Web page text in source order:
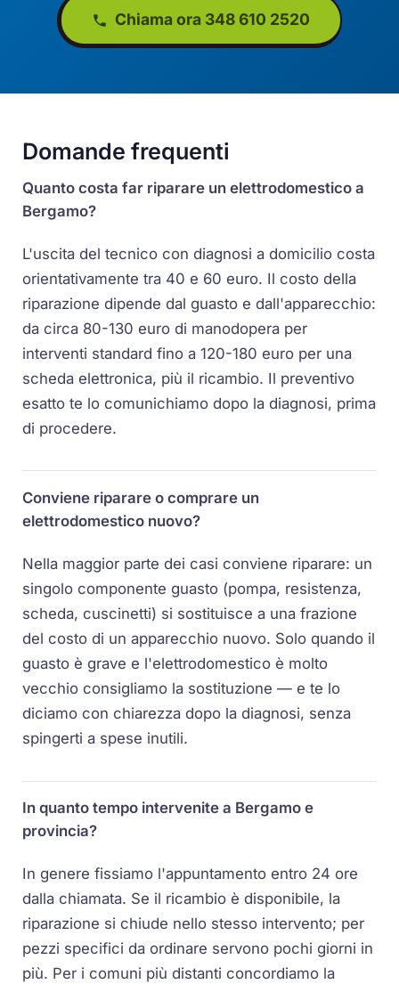
Chiama ora 348 610 2520
Domande frequenti
Quanto costa far riparare un elettrodomestico a
Bergamo?
L'uscita del tecnico con diagnosi a domicilio costa
orientativamente tra 40 e 60 euro. Il costo della
riparazione dipende dal guasto e dall'apparecchio:
da circa 80-130 euro di manodopera per
interventi standard fino a 120-180 euro per una
scheda elettronica, più il ricambio. Il preventivo
esatto te lo comunichiamo dopo la diagnosi, prima
di procedere.
Conviene riparare o comprare un
elettrodomestico nuovo?
Nella maggior parte dei casi conviene riparare: un
singolo componente guasto (pompa, resistenza,
scheda, cuscinetti) si sostituisce a una frazione
del costo di un apparecchio nuovo. Solo quando il
guasto è grave e l'elettrodomestico è molto
vecchio consigliamo la sostituzione — e te lo
diciamo con chiarezza dopo la diagnosi, senza
spingerti a spese inutili.
In quanto tempo intervenite a Bergamo e
provincia?
In genere fissiamo l'appuntamento entro 24 ore
dalla chiamata. Se il ricambio è disponibile, la
riparazione si chiude nello stesso intervento; per
pezzi specifici da ordinare servono pochi giorni in
più. Per i comuni più distanti concordiamo la